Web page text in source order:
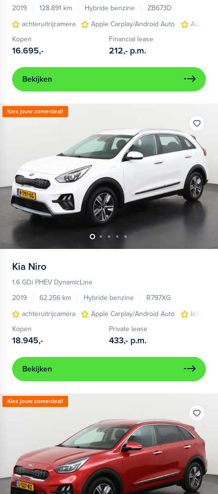
2019
128.891 km Hybride benzine
ZB673D
achteruitrijcamera
Apple Carplay/Android Auto
Kopen
16.695,-
Financial lease
212,- p.m.
Bekijken
Kies jouw zomerdeal!
Kia Niro
1.6 GDi PHEV DynamicLine
2019
62.256 km Hybride benzine
R797XG
achteruitrijcamera
Apple Carplay/Android Auto
Kopen
18.945,-
Private lease
433,- p.m.
Bekijken
Kies jouw zomerdeal!